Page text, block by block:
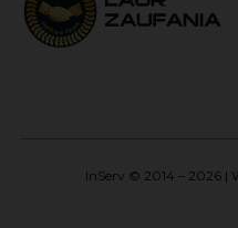
InServ © 2014 – 2026 |